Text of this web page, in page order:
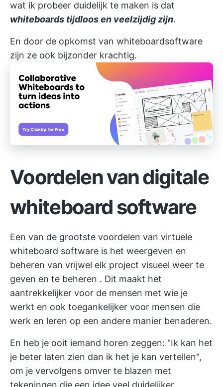
wat ik probeer duidelijk te maken is dat
whiteboards tijdloos en veelzijdig zijn.
En door de opkomst van whiteboardsoftware
zijn ze ook bijzonder krachtig.
Voordelen van digitale
whiteboard software
Een van de grootste voordelen van virtuele
whiteboard software is het weergeven en
beheren van vrijwel elk project visueel weer te
geven en te beheren . Dit maakt het
aantrekkelijker voor de mensen met wie je
werkt en ook toegankelijker voor mensen die
werk en leren op een andere manier benaderen.
En heb je ooit iemand horen zeggen: "Ik kan het
je beter laten zien dan ik het je kan vertellen",
om je vervolgens omver te blazen met
tekeningen die een idee veel duidelijker